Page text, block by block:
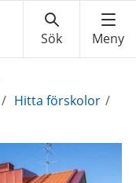
/ Hitta förskolor /